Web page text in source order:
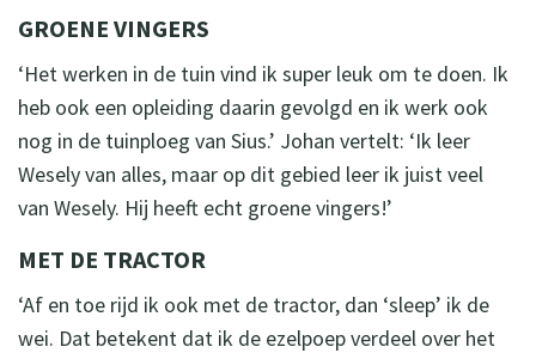
GROENE VINGERS
‘Het werken in de tuin vind ik super leuk om te doen. Ik
heb ook een opleiding daarin gevolgd en ik werk ook
nog in de tuinploeg van Sius.’ Johan vertelt: ‘Ik leer
Wesely van alles, maar op dit gebied leer ik juist veel
van Wesely. Hij heeft echt groene vingers!’
MET DE TRACTOR
‘Af en toe rijd ik ook met de tractor, dan ‘sleep’ ik de
wei. Dat betekent dat ik de ezelpoep verdeel over het